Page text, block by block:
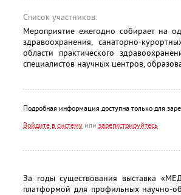
Список участников:
Мероприятие ежегодно собирает на
здравоохранения, санаторно-
области практического
специалистов научных центров,
Подробная информация доступна только для
Войдите в систему или зарегистрируйтесь
За годы существования выставка
платформой для профильных научно-